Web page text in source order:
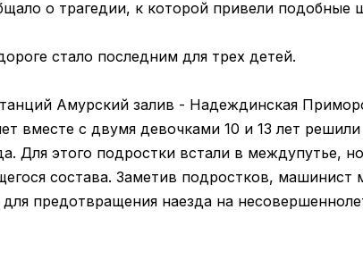
о трагедии, к которой привели подобные
стало последним для трех детей.
Амурский залив - Надеждинская
вместе с двумя девочками 10 и 13 лет
Для этого подростки встали в междупутье,
состава. Заметив подростков, машинист
предотвращения наезда на